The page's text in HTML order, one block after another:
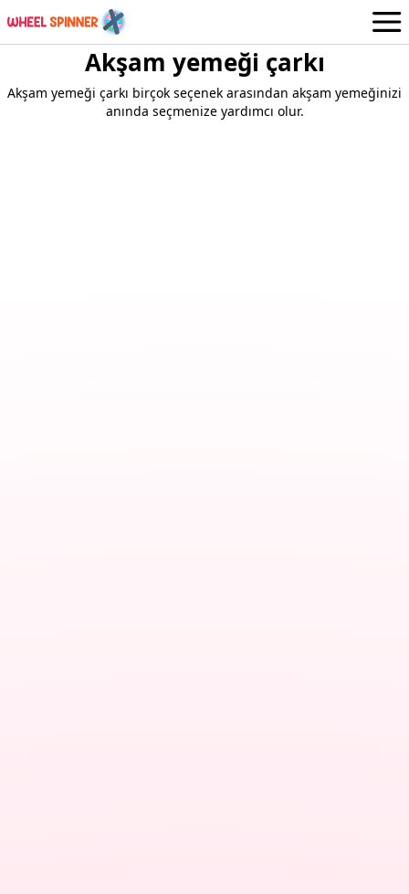
Giriş yapmak / Üye olmak
Akşam yemeği çarkı
Akşam yemeği çarkı birçok seçenek arasından akşam yemeğinizi
anında seçmenize yardımcı olur.